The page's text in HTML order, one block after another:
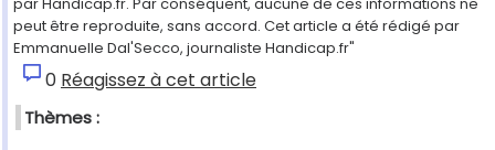
peut être reproduite, sans accord. Cet article a été rédigé par
Emmanuelle Dal'Secco, journaliste Handicap.fr"
0 Réagissez à cet article
Thèmes :